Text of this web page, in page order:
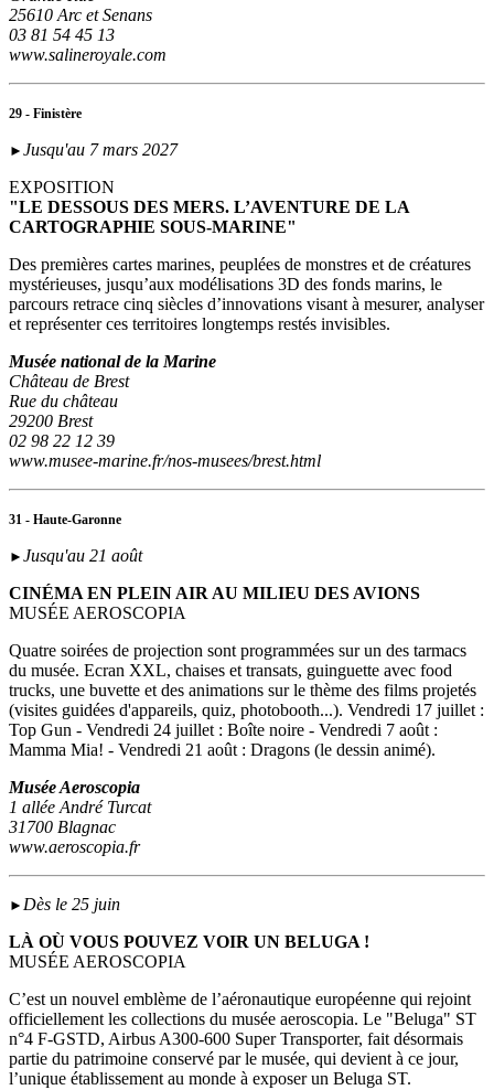
25610 Arc et Senans
03 81 54 45 13
www.salineroyale.com
29 - Finistère
► Jusqu'au 7 mars 2027
EXPOSITION
"LE DESSOUS DES MERS. L’AVENTURE DE LA
CARTOGRAPHIE SOUS-MARINE"
Des premières cartes marines, peuplées de monstres et de créatures
mystérieuses, jusqu’aux modélisations 3D des fonds marins, le
parcours retrace cinq siècles d’innovations visant à mesurer, analyser
et représenter ces territoires longtemps restés invisibles.
Musée national de la Marine
Château de Brest
Rue du château
29200 Brest
02 98 22 12 39
www.musee-marine.fr/nos-musees/brest.html
31 - Haute-Garonne
► Jusqu'au 21 août
CINÉMA EN PLEIN AIR AU MILIEU DES AVIONS
MUSÉE AEROSCOPIA
Quatre soirées de projection sont programmées sur un des tarmacs
du musée. Ecran XXL, chaises et transats, guinguette avec food
trucks, une buvette et des animations sur le thème des films projetés
(visites guidées d'appareils, quiz, photobooth...). Vendredi 17 juillet :
Top Gun - Vendredi 24 juillet : Boîte noire - Vendredi 7 août :
Mamma Mia! - Vendredi 21 août : Dragons (le dessin animé).
Musée Aeroscopia
1 allée André Turcat
31700 Blagnac
www.aeroscopia.fr
► Dès le 25 juin
LÀ OÙ VOUS POUVEZ VOIR UN BELUGA !
MUSÉE AEROSCOPIA
C’est un nouvel emblème de l’aéronautique européenne qui rejoint
officiellement les collections du musée aeroscopia. Le "Beluga" ST
n°4 F-GSTD, Airbus A300-600 Super Transporter, fait désormais
partie du patrimoine conservé par le musée, qui devient à ce jour,
l’unique établissement au monde à exposer un Beluga ST.